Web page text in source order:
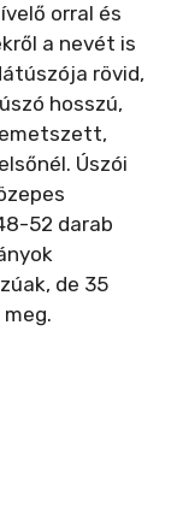
orral és
a nevét is
rövid,
hosszú,
Úszói
52 darab
de 35